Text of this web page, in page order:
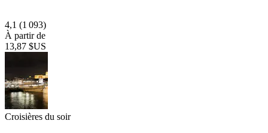
4,1 (1 093)
À partir de
13,87 $US
Croisières du soir